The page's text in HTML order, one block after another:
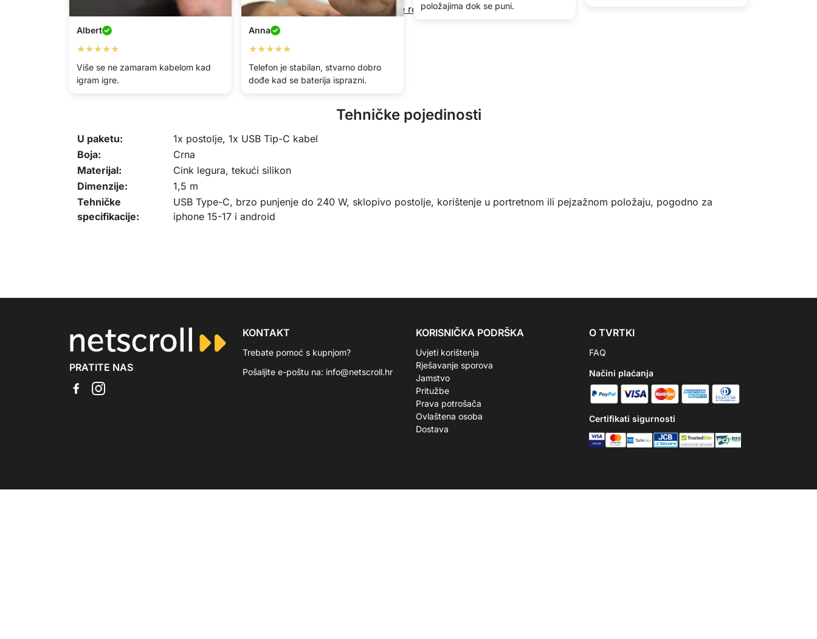
položajima dok se puni.
Albert
★★★★★
Više se ne zamaram kabelom kad
igram igre.
Anna
★★★★★
Telefon je stabilan, stvarno dobro
dođe kad se baterija isprazni.
Napišite recenziju
Tehničke pojedinosti
U paketu:
1x postolje, 1x USB Tip-C kabel
Boja:
Crna
Materijal:
Cink legura, tekući silikon
Dimenzije:
1,5 m
Tehničke
specifikacije:
USB Type-C, brzo punjenje do 240 W, sklopivo postolje, korištenje u portretnom ili pejzažnom položaju, pogodno za
iphone 15-17 i android
PRATITE NAS
KONTAKT
Trebate pomoć s kupnjom?
Pošaljite e-poštu na: info@netscroll.hr
KORISNIČKA PODRŠKA
Uvjeti korištenja
Rješavanje sporova
Jamstvo
Pritužbe
Prava potrošača
Ovlaštena osoba
Dostava
O TVRTKI
FAQ
Načini plaćanja
Certifikati sigurnosti